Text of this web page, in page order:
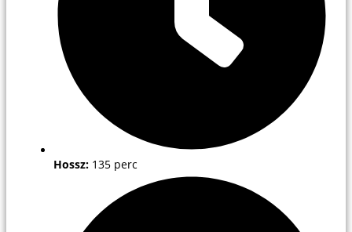
Hossz: 135 perc